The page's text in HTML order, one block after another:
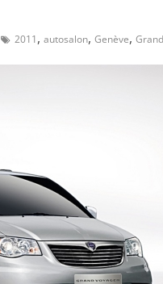
2011, autosalon, Genève,